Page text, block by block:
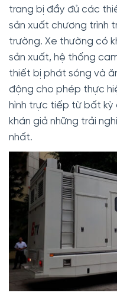
trang bị đầy đủ các
sản xuất chương trình
trường. Xe thường có
sản xuất, hệ thống
thiết bị phát sóng và
động cho phép thực
hình trực tiếp từ bất
khán giả những trải
nhất.